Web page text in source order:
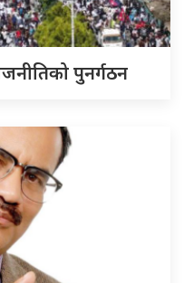
पुनर्गठन